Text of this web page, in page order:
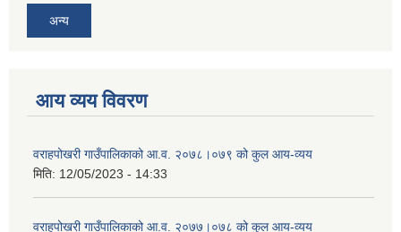
अन्य
आय व्यय विवरण
वराहपोखरी गाउँपालिकाको आ.व. २०७८।०७९ को कुल आय-व्यय
मिति: 12/05/2023 - 14:33
वराहपोखरी गाउँपालिकाको आ.व. २०७७।०७८ को कुल आय-व्यय